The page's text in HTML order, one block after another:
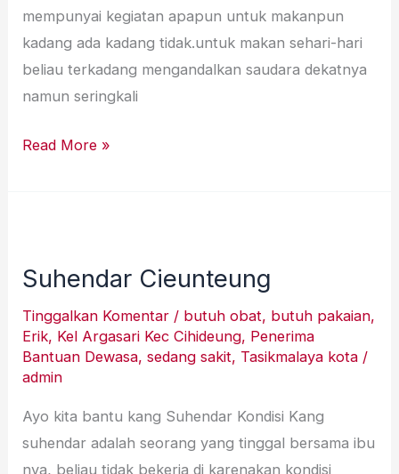
mempunyai kegiatan apapun untuk makanpun
kadang ada kadang tidak.untuk makan sehari-hari
beliau terkadang mengandalkan saudara dekatnya
namun seringkali
Read More »
Suhendar Cieunteung
Tinggalkan Komentar / butuh obat, butuh pakaian,
Erik, Kel Argasari Kec Cihideung, Penerima
Bantuan Dewasa,sedang sakit, Tasikmalaya kota /
admin
Ayo kita bantu kang Suhendar Kondisi Kang
suhendar adalah seorang yang tinggal bersama ibu
nya, beliau tidak bekerja di karenakan kondisi